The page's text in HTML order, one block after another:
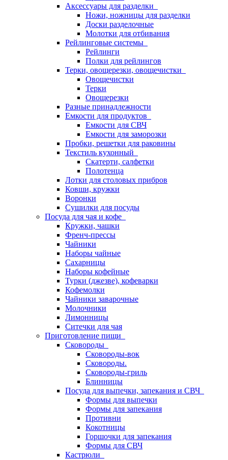
Аксессуары для разделки
Ножи, ножницы для разделки
Доски разделочные
Молотки для отбивания
Рейлинговые системы
Рейлинги
Полки для рейлингов
Терки, овощерезки, овощечистки
Овощечистки
Терки
Овощерезки
Разные принадлежности
Емкости для продуктов
Емкости для СВЧ
Емкости для заморозки
Пробки, решетки для раковины
Текстиль кухонный
Скатерти, салфетки
Полотенца
Лотки для столовых прибров
Ковши, кружки
Воронки
Сушилки для посуды
Посуда для чая и кофе
Кружки, чашки
Френч-прессы
Чайники
Наборы чайные
Сахарницы
Наборы кофейные
Турки (джезве), кофеварки
Кофемолки
Чайники заварочные
Молочники
Лимонницы
Ситечки для чая
Приготовление пищи
Сковороды
Сковороды-вок
Сковороды.
Сковороды-гриль
Блинницы
Посуда для выпечки, запекания и СВЧ
Формы для выпечки
Формы для запекания
Противни
Кокотницы
Горшочки для запекания
Формы для СВЧ
Кастрюли